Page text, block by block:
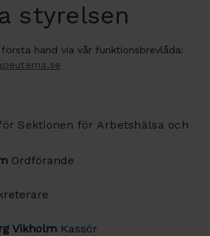
styrelsen
hand via vår funktionsbrevlåda:
Sektionen för Arbetshälsa och
Ordförande
Vikholm Kassör